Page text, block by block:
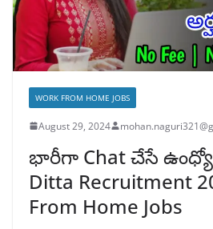
WORK FROM HOME JOBS
August 29, 2024
భారీగా Chat చేసే
Ditta Recruitment
From Home Jobs